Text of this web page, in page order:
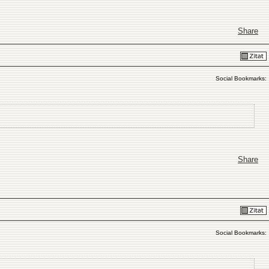
Share
Social Bookmarks:
Share
Social Bookmarks: